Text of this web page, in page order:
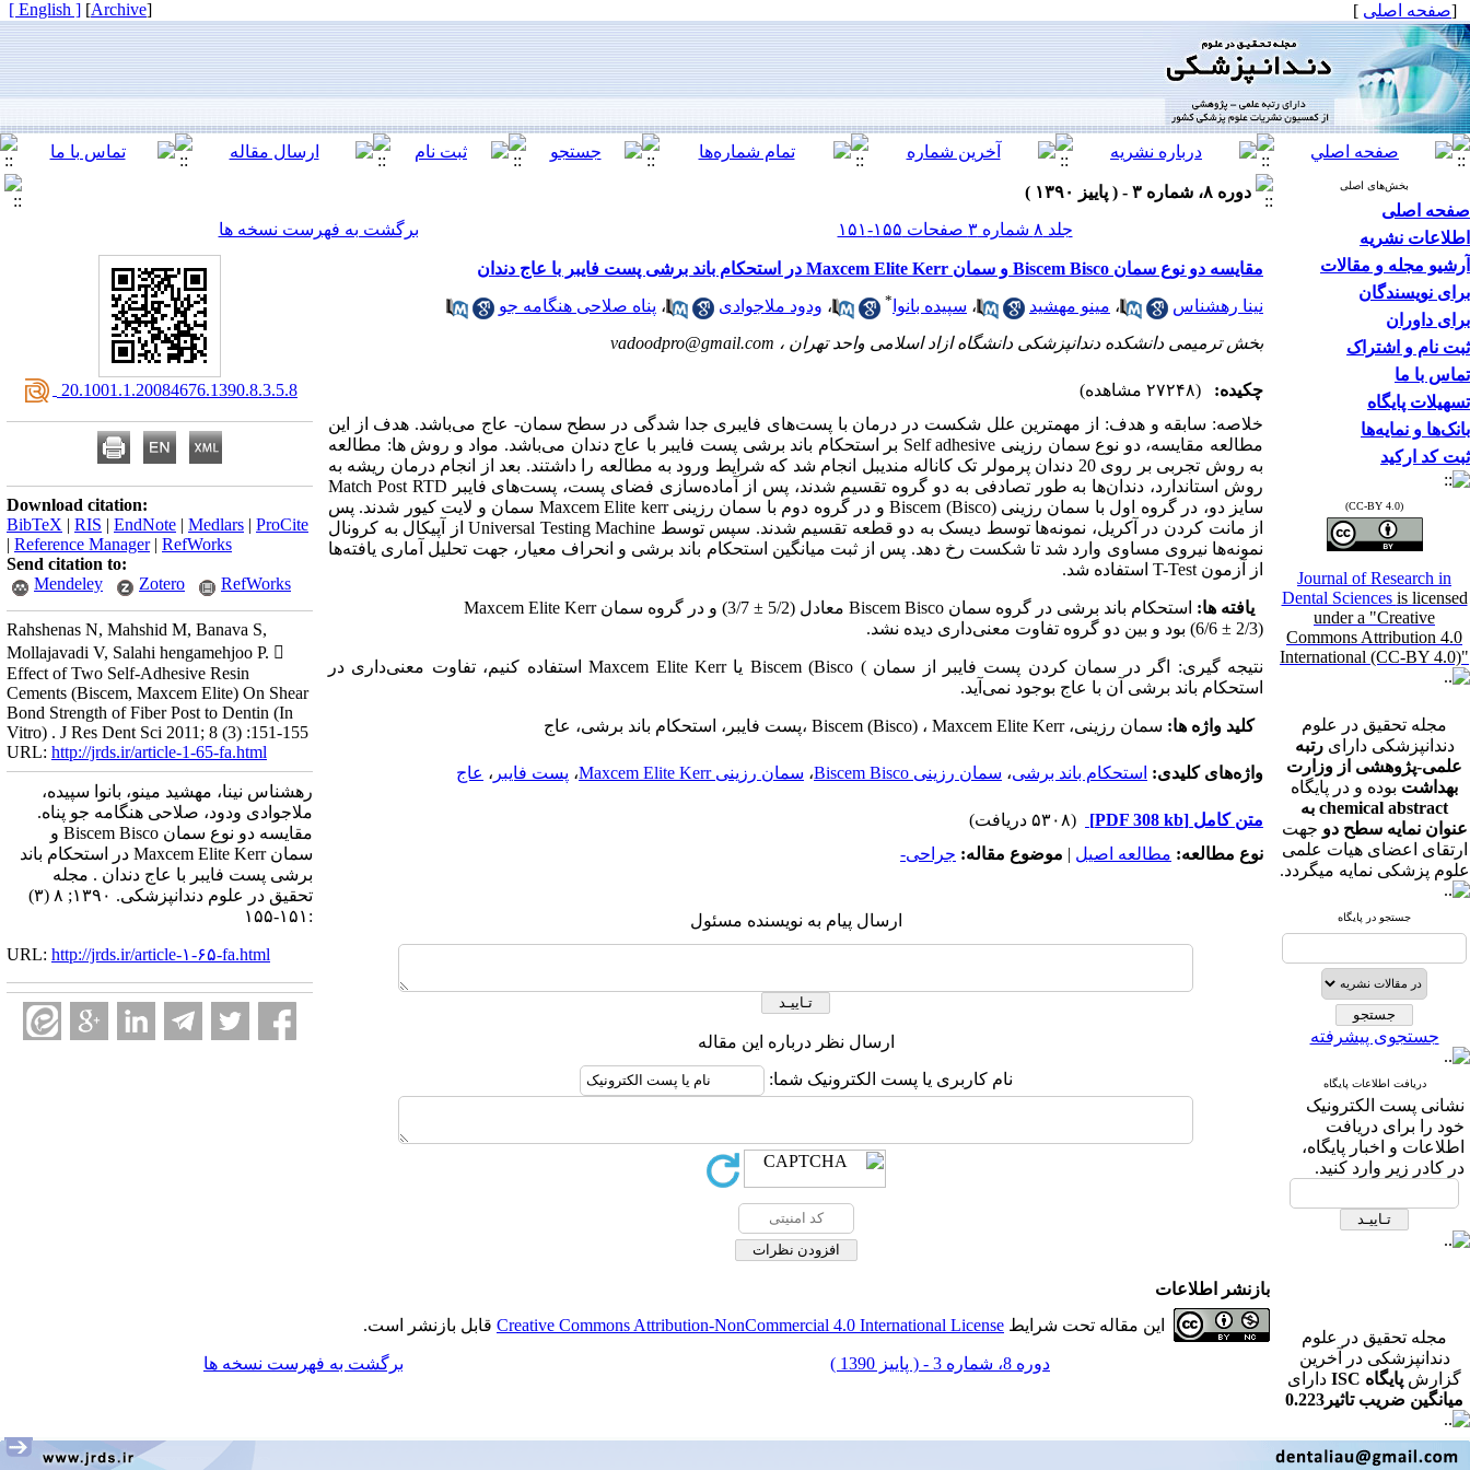
[صفحه اصلی ]
[
Archive
]
[ English ]
بخش‌های اصلی
صفحه اصلی
اطلاعات نشریه
آرشیو مجله و مقالات
برای نویسندگان
برای داوران
ثبت نام و اشتراک
تماس با ما
تسهیلات پایگاه
بانک‌ها و نمایه‌ها
ثبت کد ارکید
(CC-BY 4.0)
Journal of Research in
Dental Sciences is licensed
under a "Creative
Commons Attribution 4.0
International (CC-BY 4.0)"
مجله تحقیق در علوم
دندانپزشکی دارایرتبه
علمی-پژوهشی از وزارت
بهداشت بوده و در پایگاه
chemical abstract به
عنوان نمایه سطح دو جهت
ارتقای اعضای هیات علمی
علوم پزشکی نمایه میگردد.
جستجو در پایگاه
جستجوی پیشرفته
دریافت اطلاعات پایگاه
نشانی پست الکترونیک
خود را برای دریافت
اطلاعات و اخبار پایگاه،
در کادر زیر وارد کنید.
مجله تحقیق در علوم
دندانپزشکی در آخرین
گزارش پایگاه ISC
دارای
میانگین ضریب تاثیر0.223
در رشته دندانپزشکی می
دوره ۸، شماره ۳ - ( پاییز ۱۳۹۰ )
جلد ۸ شماره ۳ صفحات ۱۵۵-۱۵۱
برگشت به فهرست نسخه ها
مقایسه دو نوع سمان Biscem Bisco و سمان Maxcem Elite Kerr در استحکام باند برشی پست فایبر با عاج دندان
نینا رهشناس ، مینو مهشید ، سپیده بانوا * ، ودود ملاجوادی ، پناه صلاحی هنگامه جو
بخش ترمیمی دانشکده دندانپزشکی دانشگاه ازاد اسلامی واحد تهران ، vadoodpro@gmail.com
چکیده:
(۲۷۲۴۸ مشاهده)
خلاصه: سابقه و هدف: از مهمترین علل شکست در درمان با پست‌های فایبری جدا شدگی در سطح سمان- عاج می‌باشد. هدف از این
مطالعه مقایسه، دو نوع سمان رزینی Self adhesive بر استحکام باند برشی پست فایبر با عاج دندان می‌باشد. مواد و روش ها: مطالعه
به روش تجربی بر روی 20 دندان پرمولر تک کاناله مندیبل انجام شد که شرایط ورود به مطالعه را داشتند. بعد از انجام درمان ریشه به
روش استاندارد،‌ دندان‌ها به طور تصادفی به دو گروه تقسیم شدند، پس از آماده‌سازی فضای پست،‌ پست‌های فایبر Match Post RTD
سایز دو، در گروه اول با سمان رزینی Biscem (Bisco) و در گروه دوم با سمان رزینی Maxcem Elite kerr سمان و لایت کیور شدند. پس
از مانت کردن در آکریل،‌ نمونه‌ها توسط دیسک به دو قطعه تقسیم شدند. سپس توسط Universal Testing Machine از آپیکال به کرونال
نمونه‌ها نیروی مساوی وارد شد تا شکست رخ دهد. پس از ثبت میانگین استحکام باند برشی و انحراف معیار، جهت تحلیل آماری یافته‌ها
از آزمون T-Test استفاده شد.
یافته ها: استحکام باند برشی در گروه سمان Biscem Bisco معادل (5/2 ± 3/7)‌ و در گروه سمان Maxcem Elite Kerr
(2/3 ± 6/6)‌ بود و بین دو گروه تفاوت معنی‌داری دیده نشد.
نتیجه گیری: اگر در سمان کردن پست فایبر از سمان ) Biscem (Bisco یا Maxcem Elite Kerr استفاده کنیم، تفاوت معنی‌داری در
استحکام باند برشی آن با عاج بوجود نمی‌آید.
کلید واژه ها: سمان رزینی، Biscem (Bisco) ، Maxcem Elite Kerr ،‌پست فایبر،‌ استحکام باند برشی، عاج
واژه‌های کلیدی: استحکام باند برشی، سمان رزینی Biscem Bisco ، سمان رزینی Maxcem Elite Kerr ، پست فایبر ، عاج
متن کامل [PDF 308 kb]
(۵۳۰۸ دریافت)
نوع مطالعه: مطالعه اصیل | موضوع مقاله: جراحی-
ارسال پیام به نویسنده مسئول
ارسال نظر درباره این مقاله
نام کاربری یا پست الکترونیک شما:
‎ 20.1001.1.20084676.1390.8.3.5.8
Download citation:
BibTeX | RIS | EndNote | Medlars | ProCite
| Reference Manager| RefWorks
Send citation to:
Mendeley
Zotero RefWorks
Rahshenas N, Mahshid M, Banava S,
Mollajavadi V, Salahi hengamehjoo P. 
Effect of Two Self-Adhesive Resin
Cements (Biscem, Maxcem Elite) On Shear
Bond Strength of Fiber Post to Dentin (In
Vitro) . J Res Dent Sci 2011; 8 (3) :151-155
URL: http://jrds.ir/article-1-65-fa.html
رهشناس نینا، مهشید مینو، بانوا سپیده،
ملاجوادی ودود، صلاحی هنگامه جو پناه.
مقایسه دو نوع سمان Biscem Bisco و
سمان Maxcem Elite Kerr در استحکام باند
برشی پست فایبر با عاج دندان . مجله
تحقیق در علوم دندانپزشکی. ۱۳۹۰; ۸ (۳)
:۱۵۱-۱۵۵
URL: http://jrds.ir/article-۱-۶۵-fa.html
بازنشر اطلاعات
این مقاله تحت شرایط Creative Commons Attribution-NonCommercial 4.0 International License قابل بازنشر است.
دوره 8، شماره 3 - ( پاییز 1390 ) برگشت به فهرست نسخه ها